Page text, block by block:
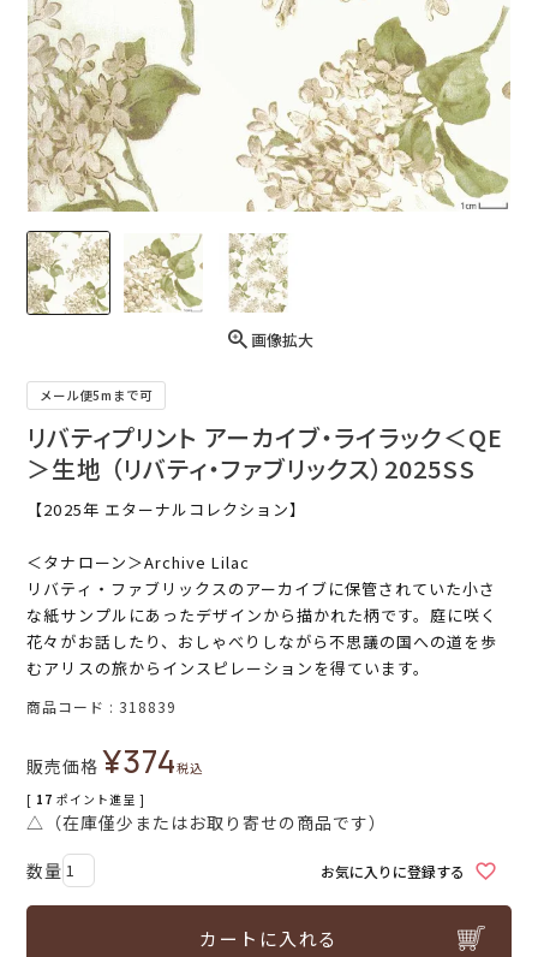
画像拡大
メール便5mまで可
リバティプリント アーカイブ・ライラック＜QE
＞生地 （リバティ・ファブリックス）2025SS
【2025年 エターナルコレクション】
＜タナローン＞Archive Lilac
リバティ・ファブリックスのアーカイブに保管されていた小さ
な紙サンプルにあったデザインから描かれた柄です。庭に咲く
花々がお話したり、おしゃべりしながら不思議の国への道を歩
むアリスの旅からインスピレーションを得ています。
商品コード 318839
販売価格 ¥374税込
[ 17 ポイント進呈 ]
△（在庫僅少またはお取り寄せの商品です）
お気に入りに登録する
カートに入れる